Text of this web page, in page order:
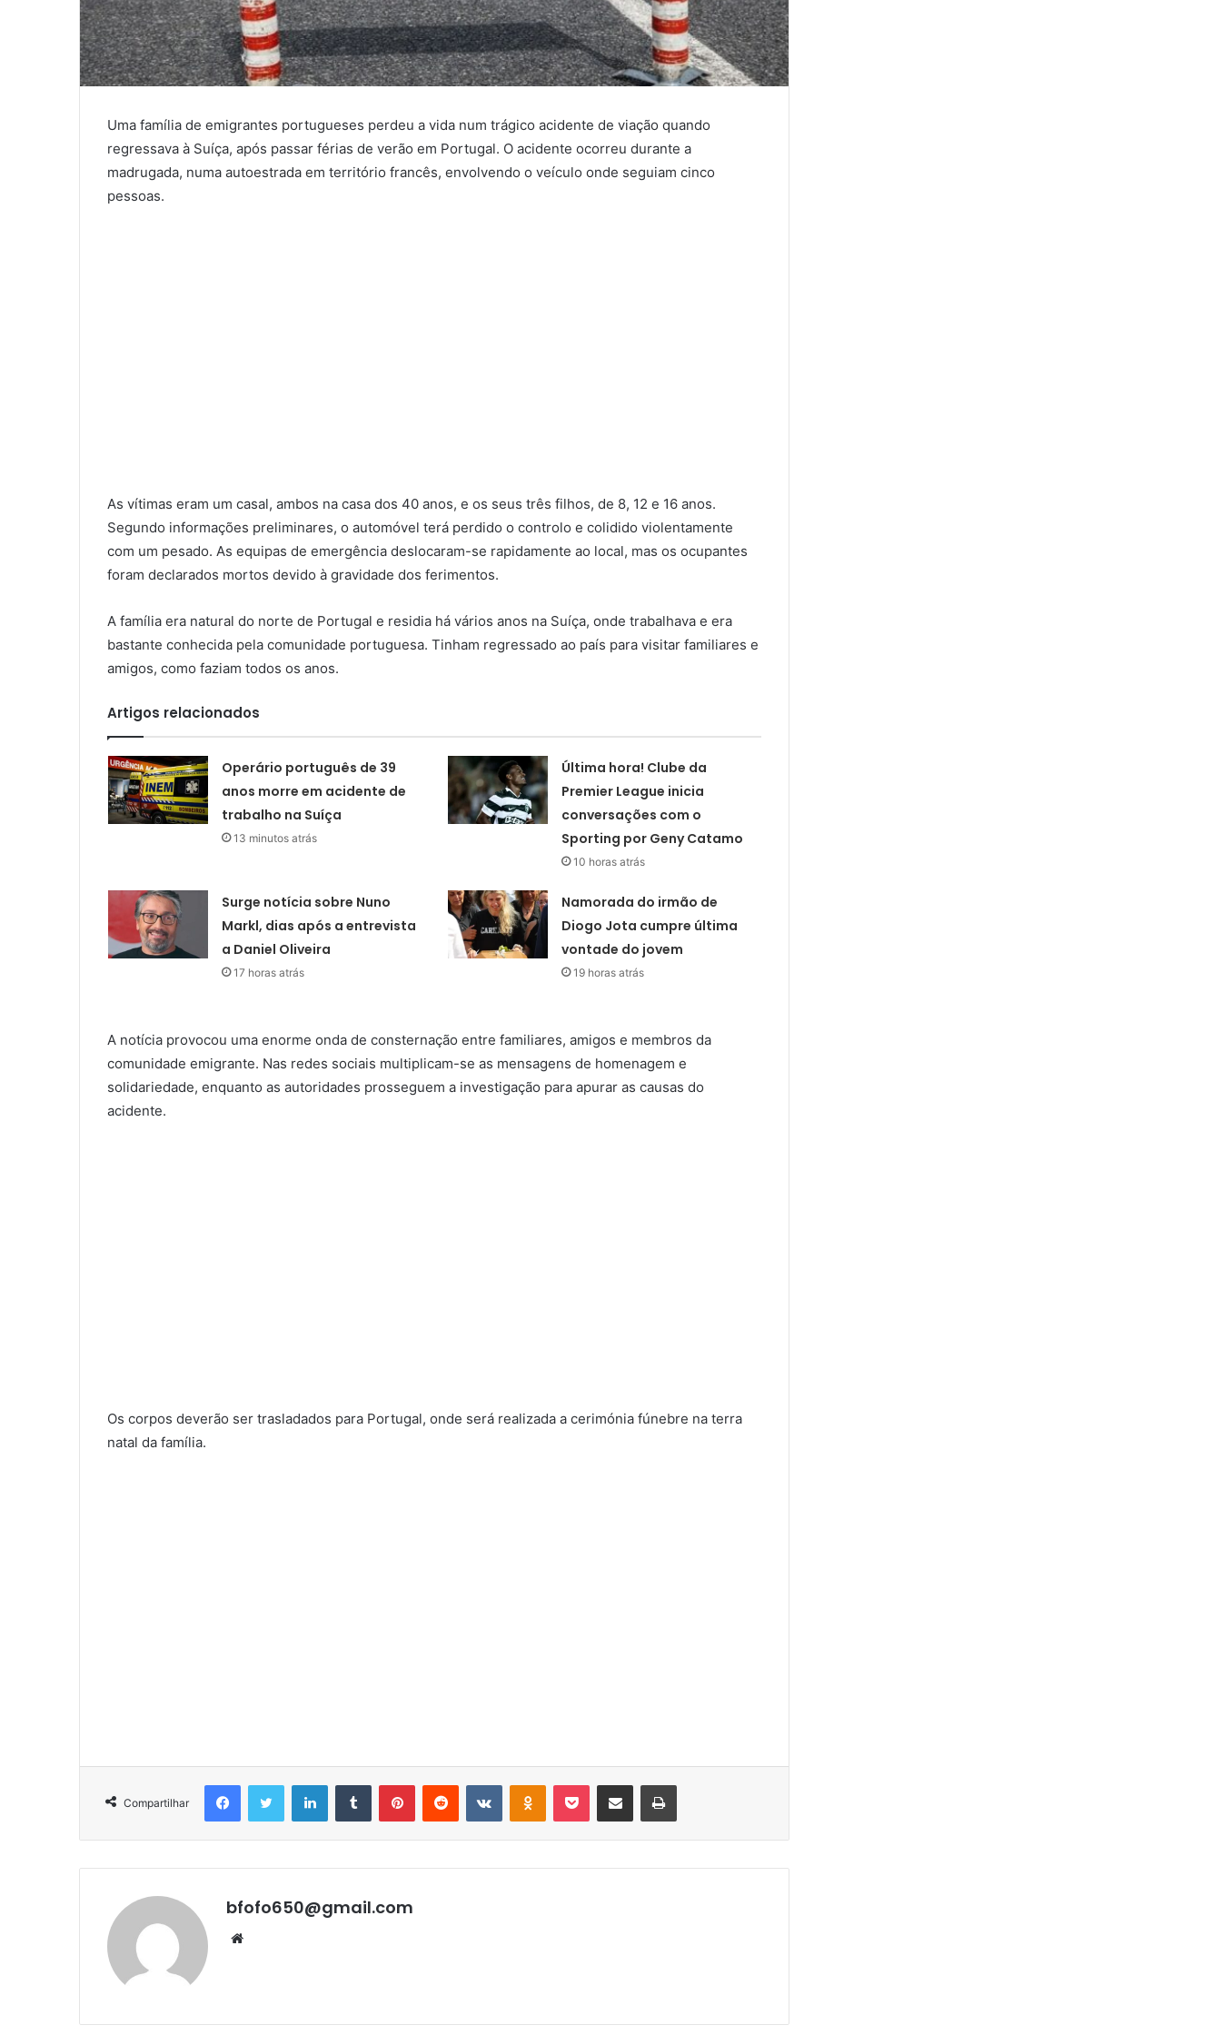
Uma família de emigrantes portugueses perdeu a vida num trágico acidente de viação quando
regressava à Suíça, após passar férias de verão em Portugal. O acidente ocorreu durante a
madrugada, numa autoestrada em território francês, envolvendo o veículo onde seguiam cinco
pessoas.
As vítimas eram um casal, ambos na casa dos 40 anos, e os seus três filhos, de 8, 12 e 16 anos.
Segundo informações preliminares, o automóvel terá perdido o controlo e colidido violentamente
com um pesado. As equipas de emergência deslocaram-se rapidamente ao local, mas os ocupantes
foram declarados mortos devido à gravidade dos ferimentos.
A família era natural do norte de Portugal e residia há vários anos na Suíça, onde trabalhava e era
bastante conhecida pela comunidade portuguesa. Tinham regressado ao país para visitar familiares e
amigos, como faziam todos os anos.
Artigos relacionados
Operário português de 39
anos morre em acidente de
trabalho na Suíça
13 minutos atrás
Última hora! Clube da
Premier League inicia
conversações com o
Sporting por Geny Catamo
10 horas atrás
Surge notícia sobre Nuno
Markl, dias após a entrevista
a Daniel Oliveira
17 horas atrás
Namorada do irmão de
Diogo Jota cumpre última
vontade do jovem
19 horas atrás
A notícia provocou uma enorme onda de consternação entre familiares, amigos e membros da
comunidade emigrante. Nas redes sociais multiplicam-se as mensagens de homenagem e
solidariedade, enquanto as autoridades prosseguem a investigação para apurar as causas do
acidente.
Os corpos deverão ser trasladados para Portugal, onde será realizada a cerimónia fúnebre na terra
natal da família.
Compartilhar
FacebookTwitter LinkedinTumblr PinterestReddit VK OK Pocket Compartilhar via e-mail Imprimir
bfofo650@gmail.com
Website